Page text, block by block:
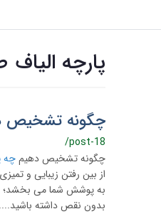
پارچه
چگونه تشخیص
/post-18
چگونه تشخیص دهیمچه
از بین رفتن زیبایی و
به پوشش شما می بخشد؛
بدون نقص داشته باشید....